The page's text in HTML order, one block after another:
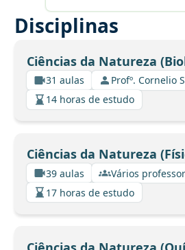
Disciplinas
Ciências da Natureza
31 aulas
Profº. Cornelio
14 horas de estudo
Ciências da Natureza
39 aulas
Vários
17 horas de estudo